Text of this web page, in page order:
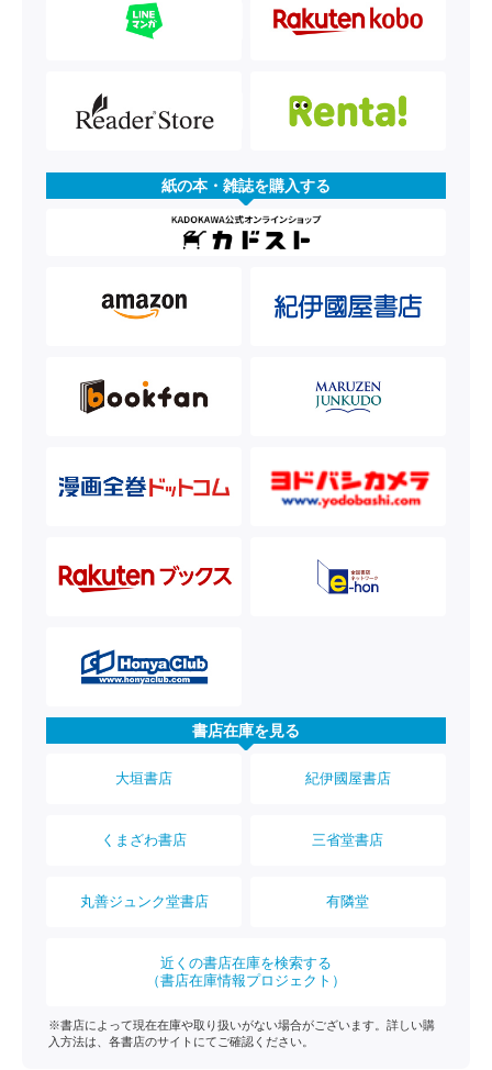
紙の本・雑誌を購入する
書店在庫を見る
大垣書店 紀伊國屋書店
くまざわ書店 三省堂書店
丸善ジュンク堂書店 有隣堂
近くの書店在庫を検索する
（書店在庫情報プロジェクト）
※書店によって現在在庫や取り扱いがない場合がございます。詳しい購
入方法は、各書店のサイトにてご確認ください。